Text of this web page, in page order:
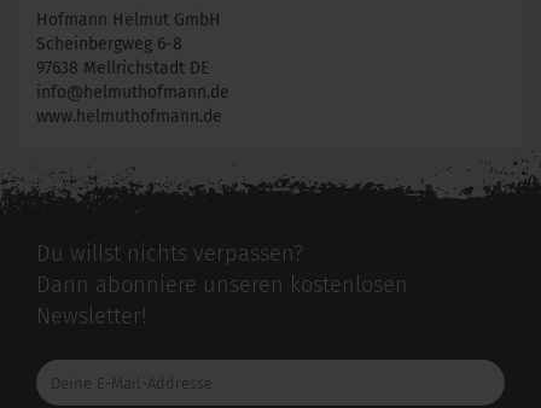
Hofmann Helmut GmbH
Scheinbergweg 6-8
97638 Mellrichstadt DE
info@helmuthofmann.de
www.helmuthofmann.de
Du willst nichts verpassen?
Dann abonniere unseren kostenlosen
Newsletter!
Deine
E-